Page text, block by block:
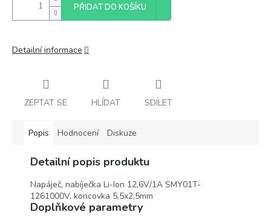
PŘIDAT DO KOŠÍKU
Detailní informace
ZEPTAT SE HLÍDAT SDÍLET
Popis Hodnocení Diskuze
Detailní popis produktu
Napáječ, nabíječka Li-Ion 12,6V/1A SMY01T-
1261000V, koncovka 5,5x2,5mm
Doplňkové parametry